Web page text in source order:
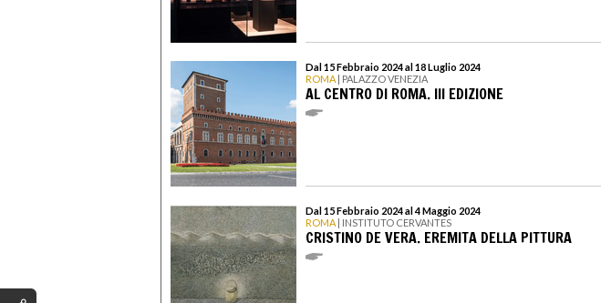
Dal 15 Febbraio 2024 al 18 Luglio 2024
ROMA | PALAZZO VENEZIA
AL CENTRO DI ROMA. III EDIZIONE
Dal 15 Febbraio 2024 al 4 Maggio 2024
ROMA | INSTITUTO CERVANTES
CRISTINO DE VERA. EREMITA DELLA PITTURA